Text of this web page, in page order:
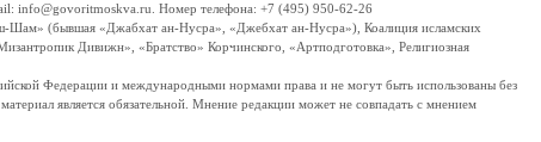
info@govoritmoskva.ru. Номер телефона: +7 (495) 950-62-26
Шам» (бывшая «Джабхат ан-Нусра», «Джебхат ан-Нусра»), Коалиция исламских
Дивижн», «Братство» Корчинского, «Артподготовка», Религиозная
Федерации и международными нормами права и не могут быть использованы без
является обязательной. Мнение редакции может не совпадать с мнением